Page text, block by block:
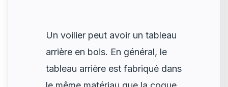
Un voilier peut avoir un tableau
arrière en bois. En général, le
tableau arrière est fabriqué dans